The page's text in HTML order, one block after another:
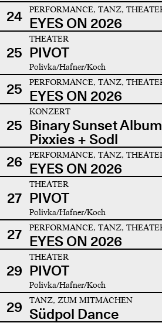
24 PERFORMANCE, TANZ,
EYES ON 2026
25
THEATER
PIVOT
Polivka/Hafner/Koch
25 PERFORMANCE, TANZ,
EYES ON 2026
25
KONZERT
Binary Sunset
Pixxies + Sodl
26
PERFORMANCE, TANZ,
EYES ON 2026
27
THEATER
PIVOT
Polivka/Hafner/Koch
27 PERFORMANCE, TANZ,
EYES ON 2026
29
THEATER
PIVOT
Polivka/Hafner/Koch
29 TANZ, ZUM MITMACHEN
Südpol Dance